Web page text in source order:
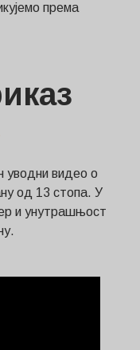
према
уводни видео о
од 13 стопа. У
и унутрашњост